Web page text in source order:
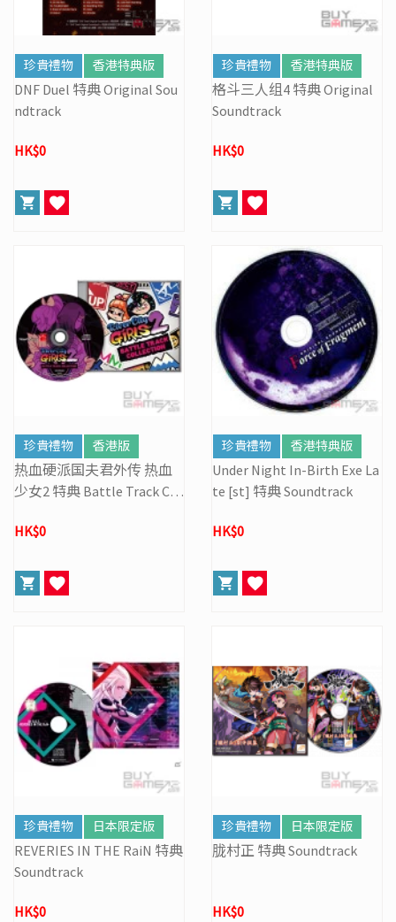
珍貴禮物 香港特典版
DNF Duel 特典 Original Sou
ndtrack
HK$0
珍貴禮物 香港特典版
格斗三人组4 特典 Original
Soundtrack
HK$0
珍貴禮物 香港版
热血硬派国夫君外传 热血
少女2 特典 Battle Track Col
HK$0
珍貴禮物 香港特典版
Under Night In-Birth Exe La
te [st] 特典 Soundtrack
HK$0
珍貴禮物 日本限定版
REVERIES IN THE RaiN 特典
Soundtrack
HK$0
珍貴禮物 日本限定版
胧村正 特典 Soundtrack
HK$0